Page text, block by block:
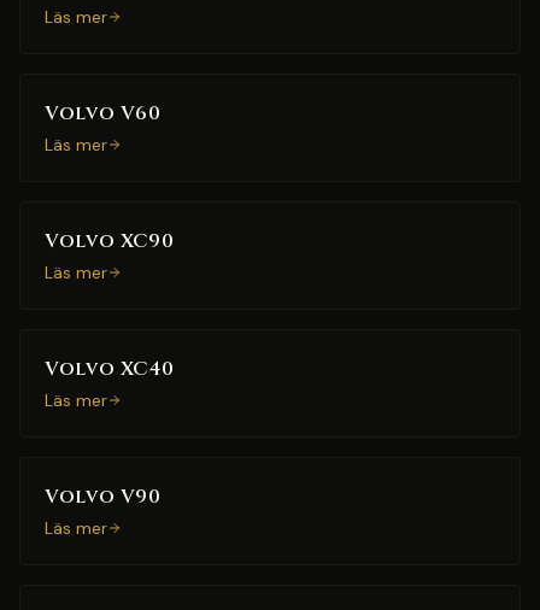
Läs mer
Volvo V60
Läs mer
Volvo XC90
Läs mer
Volvo XC40
Läs mer
Volvo V90
Läs mer